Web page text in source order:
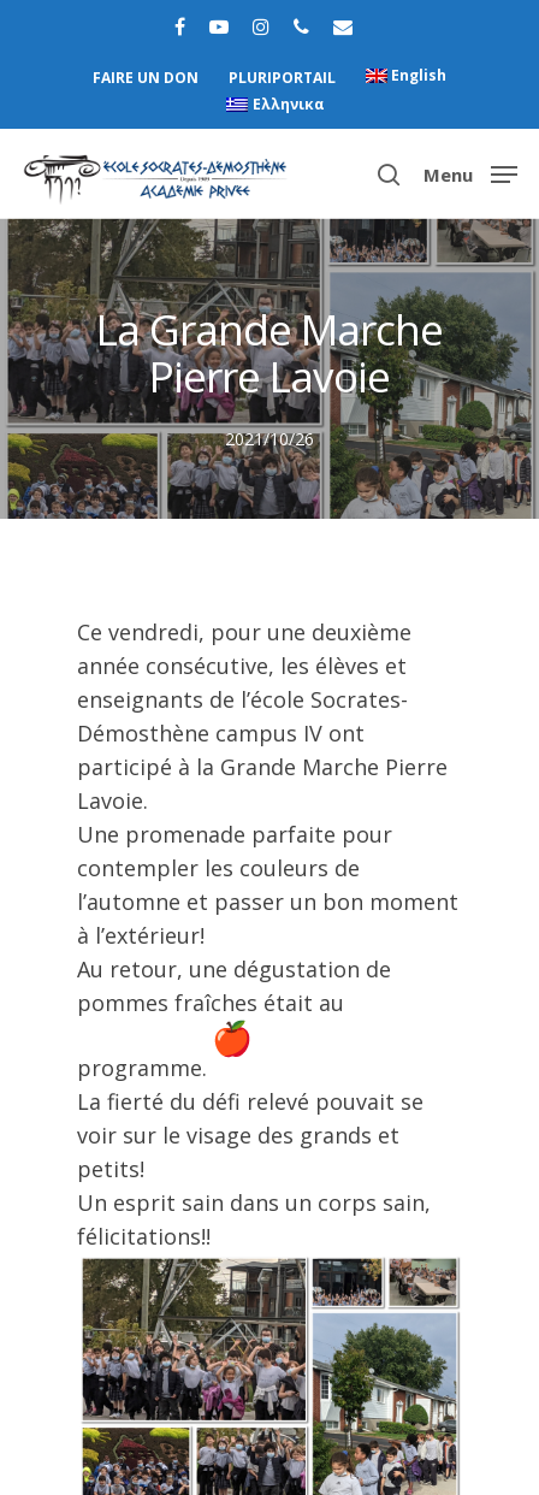
FAIRE UN DON PLURIPORTAIL
English
Ελληνικα
Hit enter to search or ESC to close
Menu
La Grande Marche
Pierre Lavoie
2021/10/26
Ce vendredi, pour une deuxième
année consécutive, les élèves et
enseignants de l’école Socrates-
Démosthène campus IV ont
participé à la Grande Marche Pierre
Lavoie.
Une promenade parfaite pour
contempler les couleurs de
l’automne et passer un bon moment
à l’extérieur!
Au retour, une dégustation de
pommes fraîches était au
programme.
La fierté du défi relevé pouvait se
voir sur le visage des grands et
petits!
Un esprit sain dans un corps sain,
félicitations!!